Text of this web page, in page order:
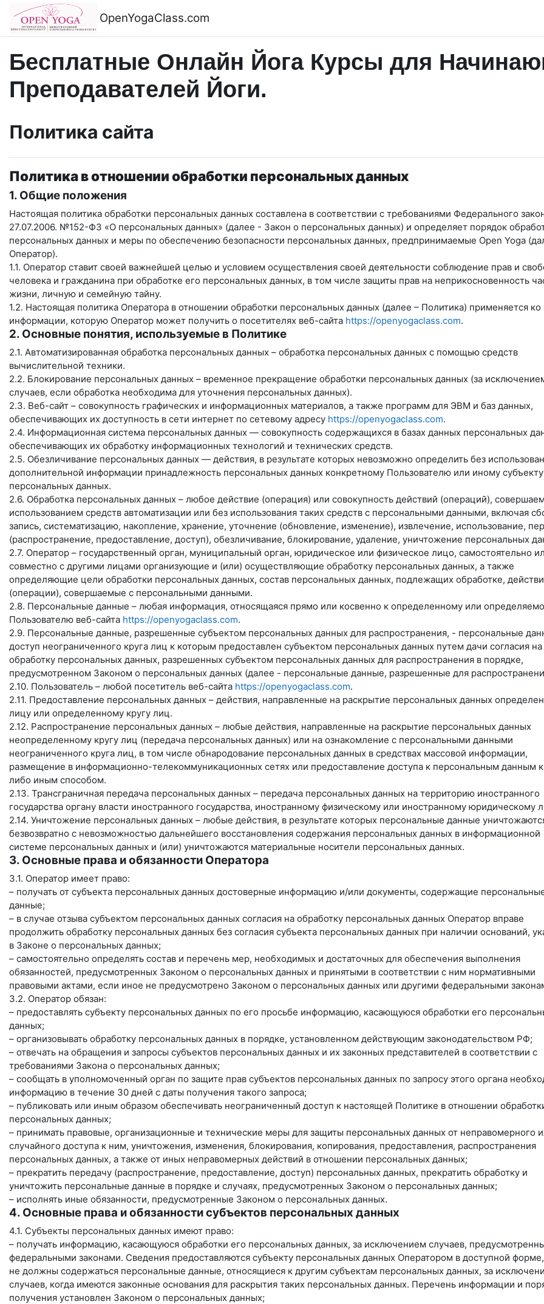
Перейти к основному содержанию
OpenYogaClass.com
Бесплатные Онлайн Йога Курсы для
Преподавателей Йоги.
Политика сайта
Политика в отношении обработки персональных данных
1. Общие положения
Настоящая политика обработки персональных данных составлена в соответствии с требованиями Федерального
27.07.2006. №152-ФЗ «О персональных данных» (далее - Закон о персональных данных) и определяет порядок
персональных данных и меры по обеспечению безопасности персональных данных, предпринимаемые Open Yoga
Оператор).
1.1. Оператор ставит своей важнейшей целью и условием осуществления своей деятельности соблюдение прав и
человека и гражданина при обработке его персональных данных, в том числе защиты прав на неприкосновенность
жизни, личную и семейную тайну.
1.2. Настоящая политика Оператора в отношении обработки персональных данных (далее – Политика) применяется ко
информации, которую Оператор может получить о посетителях веб-сайта https://openyogaclass.com.
2. Основные понятия, используемые в Политике
2.1. Автоматизированная обработка персональных данных – обработка персональных данных с помощью средств
вычислительной техники.
2.2. Блокирование персональных данных – временное прекращение обработки персональных данных (за
случаев, если обработка необходима для уточнения персональных данных).
2.3. Веб-сайт – совокупность графических и информационных материалов, а также программ для ЭВМ и баз данных,
обеспечивающих их доступность в сети интернет по сетевому адресу https://openyogaclass.com.
2.4. Информационная система персональных данных — совокупность содержащихся в базах данных персональных
обеспечивающих их обработку информационных технологий и технических средств.
2.5. Обезличивание персональных данных — действия, в результате которых невозможно определить без
дополнительной информации принадлежность персональных данных конкретному Пользователю или иному субъекту
персональных данных.
2.6. Обработка персональных данных – любое действие (операция) или совокупность действий (операций),
использованием средств автоматизации или без использования таких средств с персональными данными, включая
запись, систематизацию, накопление, хранение, уточнение (обновление, изменение), извлечение, использование,
(распространение, предоставление, доступ), обезличивание, блокирование, удаление, уничтожение персональных
2.7. Оператор – государственный орган, муниципальный орган, юридическое или физическое лицо, самостоятельно
совместно с другими лицами организующие и (или) осуществляющие обработку персональных данных, а также
определяющие цели обработки персональных данных, состав персональных данных, подлежащих обработке,
(операции), совершаемые с персональными данными.
2.8. Персональные данные – любая информация, относящаяся прямо или косвенно к определенному или
Пользователю веб-сайта https://openyogaclass.com.
2.9. Персональные данные, разрешенные субъектом персональных данных для распространения, - персональные
доступ неограниченного круга лиц к которым предоставлен субъектом персональных данных путем дачи согласия на
обработку персональных данных, разрешенных субъектом персональных данных для распространения в порядке,
предусмотренном Законом о персональных данных (далее - персональные данные, разрешенные для
2.10. Пользователь – любой посетитель веб-сайта https://openyogaclass.com.
2.11. Предоставление персональных данных – действия, направленные на раскрытие персональных данных
лицу или определенному кругу лиц.
2.12. Распространение персональных данных – любые действия, направленные на раскрытие персональных данных
неопределенному кругу лиц (передача персональных данных) или на ознакомление с персональными данными
неограниченного круга лиц, в том числе обнародование персональных данных в средствах массовой информации,
размещение в информационно-телекоммуникационных сетях или предоставление доступа к персональным данным
либо иным способом.
2.13. Трансграничная передача персональных данных – передача персональных данных на территорию иностранного
государства органу власти иностранного государства, иностранному физическому или иностранному юридическому
2.14. Уничтожение персональных данных – любые действия, в результате которых персональные данные
безвозвратно с невозможностью дальнейшего восстановления содержания персональных данных в информационной
системе персональных данных и (или) уничтожаются материальные носители персональных данных.
3. Основные права и обязанности Оператора
3.1. Оператор имеет право:
– получать от субъекта персональных данных достоверные информацию и/или документы, содержащие
данные;
– в случае отзыва субъектом персональных данных согласия на обработку персональных данных Оператор вправе
продолжить обработку персональных данных без согласия субъекта персональных данных при наличии оснований,
в Законе о персональных данных;
– самостоятельно определять состав и перечень мер, необходимых и достаточных для обеспечения выполнения
обязанностей, предусмотренных Законом о персональных данных и принятыми в соответствии с ним нормативными
правовыми актами, если иное не предусмотрено Законом о персональных данных или другими федеральными
3.2. Оператор обязан:
– предоставлять субъекту персональных данных по его просьбе информацию, касающуюся обработки его
данных;
– организовывать обработку персональных данных в порядке, установленном действующим законодательством РФ;
– отвечать на обращения и запросы субъектов персональных данных и их законных представителей в соответствии с
требованиями Закона о персональных данных;
– сообщать в уполномоченный орган по защите прав субъектов персональных данных по запросу этого органа
информацию в течение 30 дней с даты получения такого запроса;
– публиковать или иным образом обеспечивать неограниченный доступ к настоящей Политике в отношении
персональных данных;
– принимать правовые, организационные и технические меры для защиты персональных данных от неправомерного
случайного доступа к ним, уничтожения, изменения, блокирования, копирования, предоставления, распространения
персональных данных, а также от иных неправомерных действий в отношении персональных данных;
– прекратить передачу (распространение, предоставление, доступ) персональных данных, прекратить обработку и
уничтожить персональные данные в порядке и случаях, предусмотренных Законом о персональных данных;
– исполнять иные обязанности, предусмотренные Законом о персональных данных.
4. Основные права и обязанности субъектов персональных данных
4.1. Субъекты персональных данных имеют право:
– получать информацию, касающуюся обработки его персональных данных, за исключением случаев,
федеральными законами. Сведения предоставляются субъекту персональных данных Оператором в доступной
не должны содержаться персональные данные, относящиеся к другим субъектам персональных данных, за
случаев, когда имеются законные основания для раскрытия таких персональных данных. Перечень информации и
получения установлен Законом о персональных данных;